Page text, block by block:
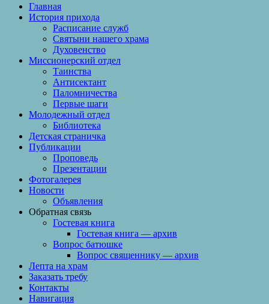
Главная
История прихода
Расписание служб
Святыни нашего храма
Духовенство
Миссионерский отдел
Таинства
Антисектант
Паломничества
Первые шаги
Молодежный отдел
Библиотека
Детская страничка
Публикации
Проповедь
Презентации
Фотогалерея
Новости
Объявления
Обратная связь
Гостевая книга
Гостевая книга — архив
Вопрос батюшке
Вопрос священнику — архив
Лепта на храм
Заказать требу
Контакты
Навигация